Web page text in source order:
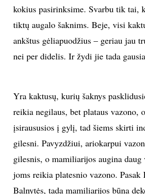
kokius pasirinksime. Svarbu tik tai,
tiktų augalo šaknims. Beje, visi
ankštus gėliapuodžius – geriau jau
nei per didelis. Ir žydi jie tada
Yra kaktusų, kurių šaknys
reikia negilaus, bet plataus vazono,
įsiraususios į gylį, tad šiems skirti
gilesni. Pavyzdžiui, ariokarpui
gilesnis, o mamiliarijos augina
joms reikia platesnio vazono. Pasak
Balnytės, tada mamiliarijos būna